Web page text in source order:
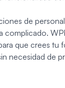
de
complicado.
que crees tu
necesidad de